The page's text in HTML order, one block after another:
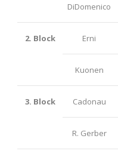
DiDomenico
2. Block Erni
Kuonen
3. Block Cadonau
R. Gerber